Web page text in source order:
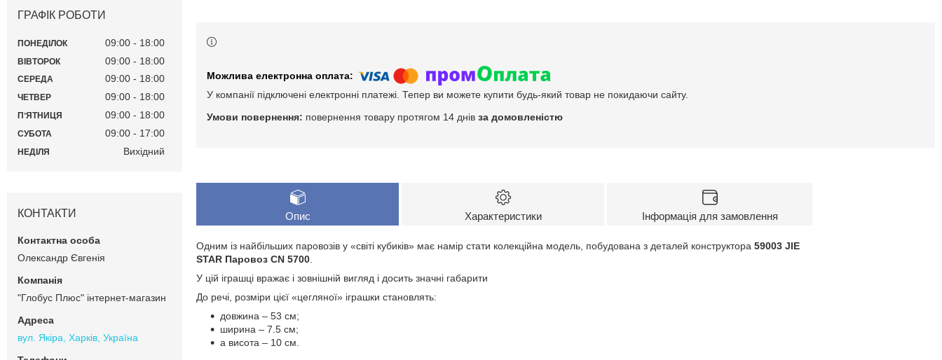
У компанії підключені електронні платежі. Тепер ви можете купити будь-який товар не покидаючи сайту.
повернення товару протягом 14 днів за домовленістю
Опис Характеристики Інформація для замовлення
Одним із найбільших паровозів у «світі кубиків» має намір стати колекційна модель, побудована з деталей конструктора 59003 JIE
STAR Паровоз CN 5700
У цій іграшці вражає і зовнішній вигляд і досить значні габарити
До речі, розміри цієї «цегляної» іграшки становлять:
довжина – 53 см;
ширина – 7.5 см;
а висота – 10 см.
ГРАФІК РОБОТИ
ПОНЕДІЛОК 09:00 18:00
ВІВТОРОК 09:00 18:00
СЕРЕДА 09:00 18:00
ЧЕТВЕР 09:00 18:00
ПʼЯТНИЦЯ 09:00 18:00
СУБОТА 09:00 17:00
НЕДІЛЯ Вихідний
КОНТАКТИ
Олександр Євгенія
"Глобус Плюс" інтернет-магазин
вул. Якіра, Харків, Україна